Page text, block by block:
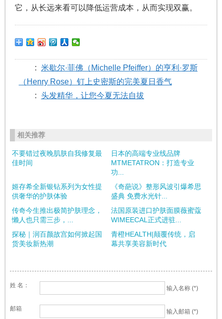
它，从长远来看可以降低运营成本，从而实现双赢。
: 米歇尔·菲佛（Michelle Pfeiffer）的亨利·罗斯
（Henry Rose）钉上史密斯的完美夏日香气
: 头发精华，让您今夏无法自拔
相关推荐
不要错过夜晚肌肤自我修复最
佳时间
日本的高端专业线品牌
MTMETATRON：打造专业
功...
姬存希全新银钻系列为女性提
供奢华的护肤体验
《奇葩说》整形风波引爆希思
盛典 免费水光针...
传奇今生推出极简护肤理念，
懒人也只需三步，...
法国原装进口护肤面膜薇蜜蔻
WIMEECAL正式进驻...
探秘｜润百颜故宫如何掀起国
货美妆新热潮
青橙HEALTH|颠覆传统，启
幕共享美容新时代
姓 名： 输入名称 (*)
邮箱 输入邮箱 (*)